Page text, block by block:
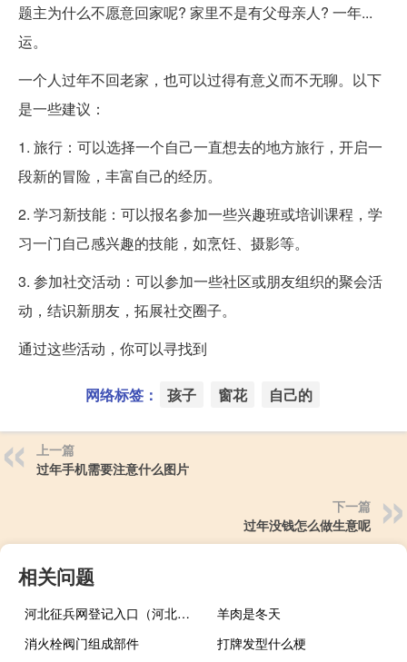
题主为什么不愿意回家呢? 家里不是有父母亲人? 一年...
运。
一个人过年不回老家，也可以过得有意义而不无聊。以下
是一些建议：
1. 旅行：可以选择一个自己一直想去的地方旅行，开启一
段新的冒险，丰富自己的经历。
2. 学习新技能：可以报名参加一些兴趣班或培训课程，学
习一门自己感兴趣的技能，如烹饪、摄影等。
3. 参加社交活动：可以参加一些社区或朋友组织的聚会活
动，结识新朋友，拓展社交圈子。
通过这些活动，你可以寻找到
网络标签： 孩子 窗花 自己的
上一篇
过年手机需要注意什么图片
下一篇
过年没钱怎么做生意呢
相关问题
河北征兵网登记入口（河北征兵网站网上报名系统）
羊肉是冬天
消火栓阀门组成部件
打牌发型什么梗